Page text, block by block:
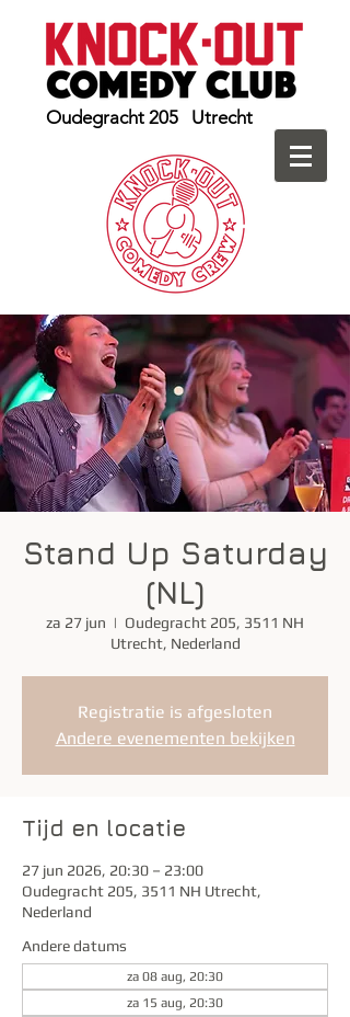
Oudegracht 205 Utrecht
Stand Up Saturday
(NL)
za 27 jun
  |
Oudegracht 205, 3511 NH
Utrecht, Nederland
Registratie is afgesloten
Andere evenementen bekijken
Tijd en locatie
27 jun 2026, 20:30 – 23:00
Oudegracht 205, 3511 NH Utrecht,
Nederland
Andere datums
za 08 aug, 20:30
za 15 aug, 20:30